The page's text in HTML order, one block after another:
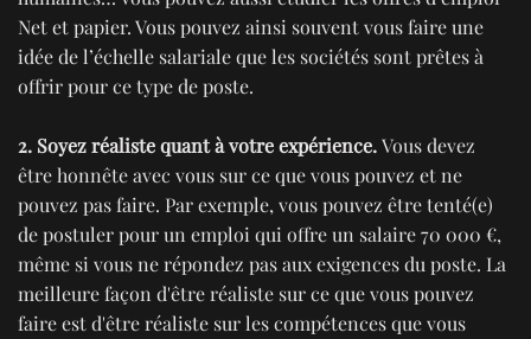
Net et papier. Vous pouvez ainsi souvent vous faire une
idée de l’échelle salariale que les sociétés sont prêtes à
offrir pour ce type de poste.
2. Soyez réaliste quant à votre expérience.Vous devez
être honnête avec vous sur ce que vous pouvez et ne
pouvez pas faire. Par exemple, vous pouvez être tenté(e)
de postuler pour un emploi qui offre un salaire 70 000 €,
même si vous ne répondez pas aux exigences du poste. La
meilleure façon d'être réaliste sur ce que vous pouvez
faire est d'être réaliste sur les compétences que vous